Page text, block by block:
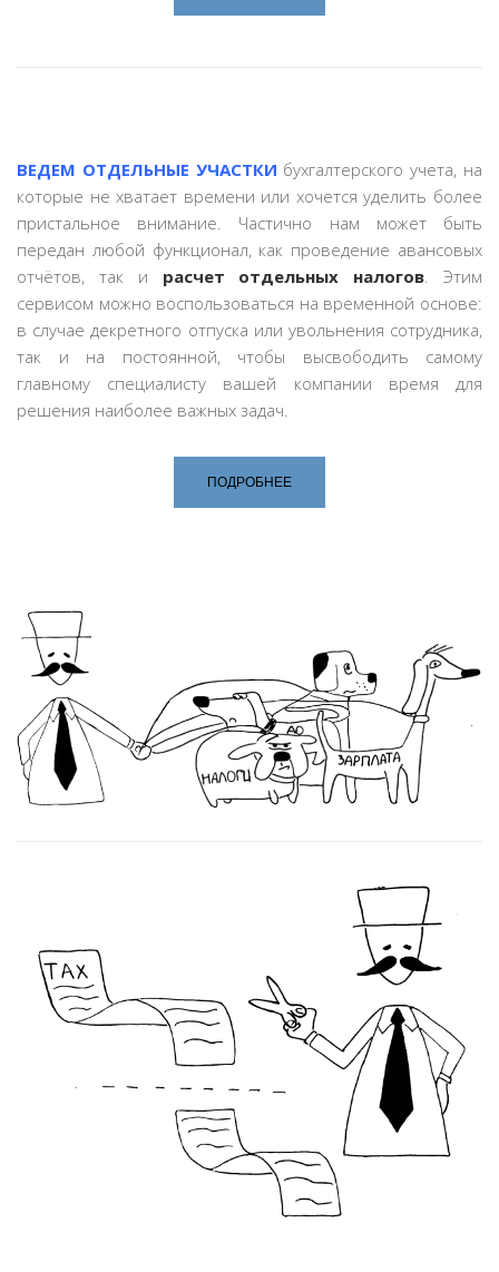
ВЕДЕМ ОТДЕЛЬНЫЕ УЧАСТКИ бухгалтерского учета, на
которые не хватает времени или хочется уделить более
пристальное внимание. Частично нам может быть
передан любой функционал, как проведение авансовых
отчётов, так и расчет отдельных налогов. Этим
сервисом можно воспользоваться на временной основе:
в случае декретного отпуска или увольнения сотрудника,
так и на постоянной, чтобы высвободить самому
главному специалисту вашей компании время для
решения наиболее важных задач.
ПОДРОБНЕЕ